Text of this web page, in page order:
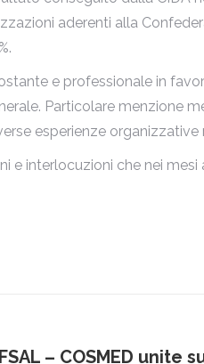
aderenti alla
e professionale in
Particolare menzione
esperienze
e interlocuzioni che nei
– COSMED unite